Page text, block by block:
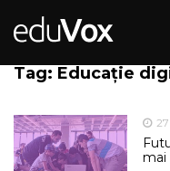
Tag: Educație
mai